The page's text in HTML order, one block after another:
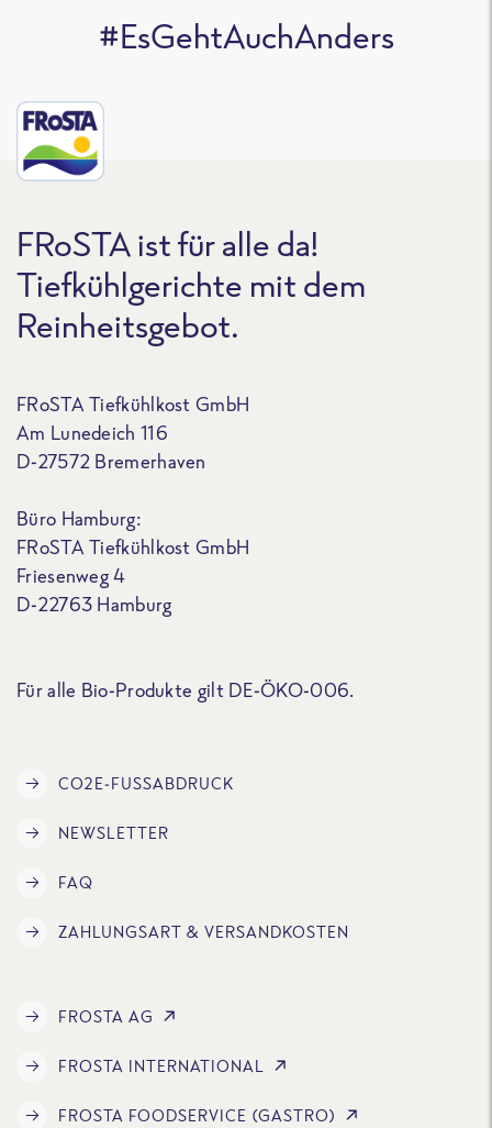
#EsGehtAuchAnders
FRoSTA ist für alle da!
Tiefkühlgerichte mit dem
Reinheitsgebot.
FRoSTA Tiefkühlkost GmbH
Am Lunedeich 116
D-27572 Bremerhaven
Büro Hamburg:
FRoSTA Tiefkühlkost GmbH
Friesenweg 4
D-22763 Hamburg
Für alle Bio-Produkte gilt DE-ÖKO-006.
CO2E-FUSSABDRUCK
NEWSLETTER
FAQ
ZAHLUNGSART & VERSANDKOSTEN
FROSTA AG
FROSTA INTERNATIONAL
FROSTA FOODSERVICE (GASTRO)